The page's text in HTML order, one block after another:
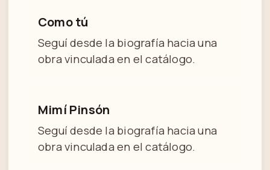
Como tú
Seguí desde la biografía hacia una
obra vinculada en el catálogo.
Mimí Pinsón
Seguí desde la biografía hacia una
obra vinculada en el catálogo.